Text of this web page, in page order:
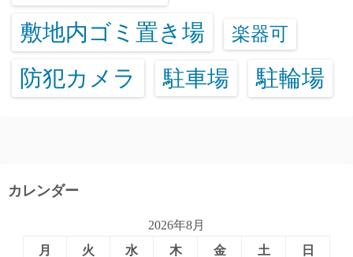
敷地内ゴミ置き場
楽器可
防犯カメラ 駐車場 駐輪場
カレンダー
2026年8月
月
火 水 木 金 土 日